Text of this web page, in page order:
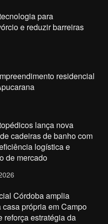
para
e reduzir barreiras
residencial
lança nova
cadeiras de banho com
logística e
de mercado
Córdoba amplia
casa própria em Campo
reforça estratégia da